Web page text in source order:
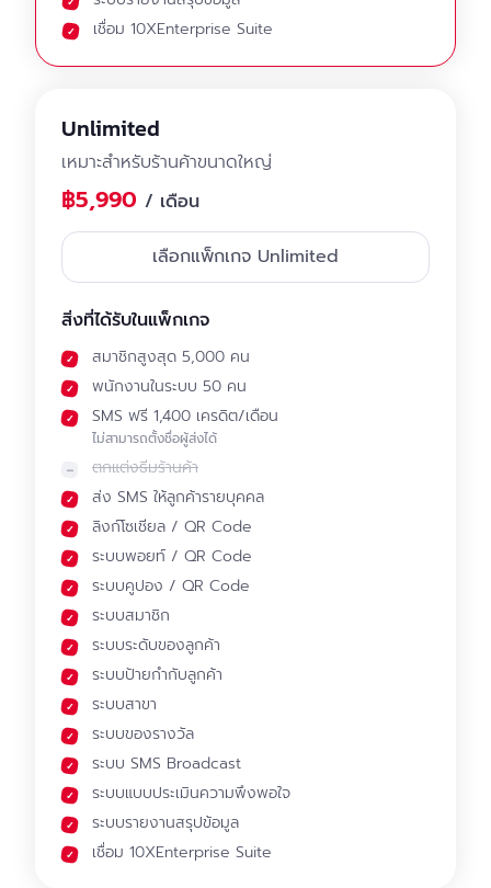
เชื่อม 10XEnterprise Suite
Unlimited
เหมาะสำหรับร้านค้าขนาดใหญ่
฿5,990 / เดือน
เลือกแพ็กเกจ Unlimited
สิ่งที่ได้รับในแพ็กเกจ
สมาชิกสูงสุด 5,000 คน
พนักงานในระบบ 50 คน
SMS ฟรี 1,400 เครดิต/เดือน
ไม่สามารถตั้งชื่อผู้ส่งได้
ตกแต่งธีมร้านค้า
ส่ง SMS ให้ลูกค้ารายบุคคล
ลิงก์โซเชียล / QR Code
ระบบพอยท์ / QR Code
ระบบคูปอง / QR Code
ระบบสมาชิก
ระบบระดับของลูกค้า
ระบบป้ายกำกับลูกค้า
ระบบสาขา
ระบบของรางวัล
ระบบ SMS Broadcast
ระบบแบบประเมินความพึงพอใจ
ระบบรายงานสรุปข้อมูล
เชื่อม 10XEnterprise Suite